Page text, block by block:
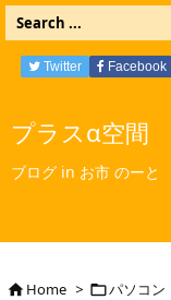
プラスα空間
ブログ in お市 のーと
Twitter Facebook
Home > パソコン